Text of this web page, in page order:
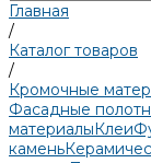
Главная
/
Каталог товаров
/
Кромочные
Фасадные
материалыКлеи
камень